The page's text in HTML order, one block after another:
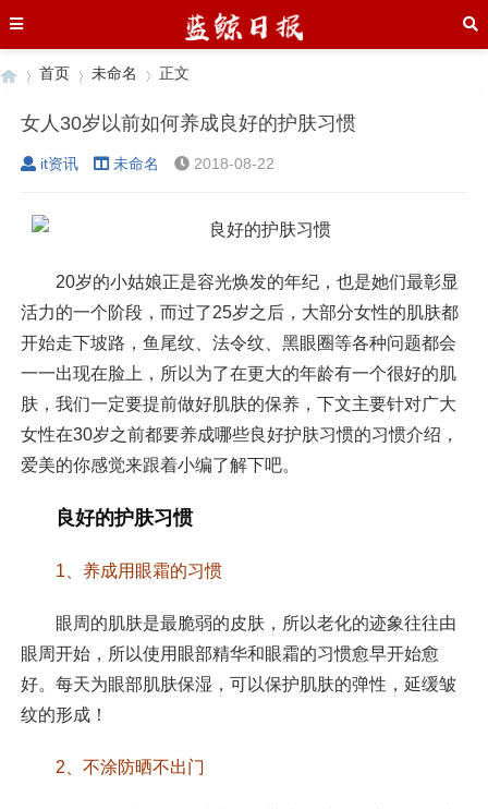
›
首页
›
未命名
›
正文
女人30岁以前如何养成良好的护肤习惯
it资讯 未命名 2018-08-22
20岁的小姑娘正是容光焕发的年纪，也是她们最彰显
活力的一个阶段，而过了25岁之后，大部分女性的肌肤都
开始走下坡路，鱼尾纹、法令纹、黑眼圈等各种问题都会
一一出现在脸上，所以为了在更大的年龄有一个很好的肌
肤，我们一定要提前做好肌肤的保养，下文主要针对广大
女性在30岁之前都要养成哪些良好护肤习惯的习惯介绍，
爱美的你感觉来跟着小编了解下吧。
良好的护肤习惯
1、养成用眼霜的习惯
眼周的肌肤是最脆弱的皮肤，所以老化的迹象往往由
眼周开始，所以使用眼部精华和眼霜的习惯愈早开始愈
好。每天为眼部肌肤保湿，可以保护肌肤的弹性，延缓皱
纹的形成！
2、不涂防晒不出门